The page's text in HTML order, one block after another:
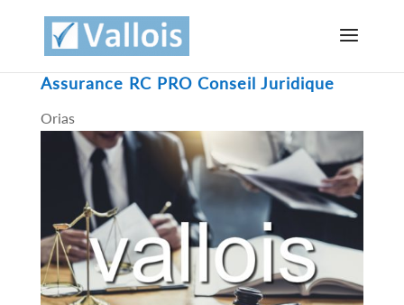
Assurance RC PRO Conseil Juridique
Orias